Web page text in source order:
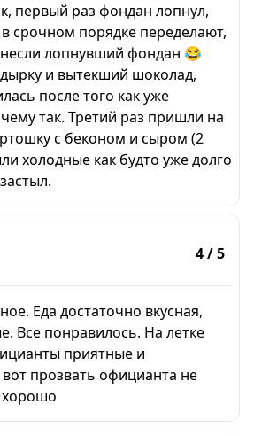
первый раз фондан лопнул,
срочном порядке переделают,
лопнувший фондан 😂
и вытекший шоколад,
после того как уже
так. Третий раз пришли на
с беконом и сыром (2
холодные как будто уже долго
4/ 5
Еда достаточно вкусная,
Все понравилось. На летке
приятные и
прозвать официанта не
хорошо